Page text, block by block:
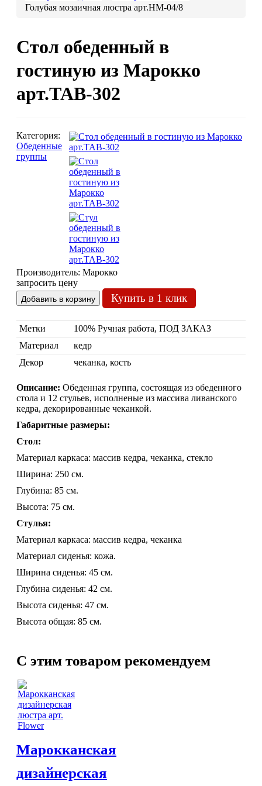
Люстры со стеклом
Бра
Марокканские
Марокканские светильники
Бра из мозаики
Бра со стеклом
Настольные лампы
Марокканские
Марокканские лампы
Мозаичные лампы
Лампы со стеклом
Марокканские
Светильники в хамам
Светильники потолочные
Светильники для кафе и ресторанов
Светильники дизайнерские
Светильники Лофт
Светильники с цепочками
Фонари
Столы и столики
Пуфы и стулья
Консоли
Шкафы
Спальня Марокко
ХАМАМА
Голубая мозаичная люстра арт.HM-04/8
Стол обеденный в
гостиную из Марокко
арт.TAB-302
Категория:
Обеденные
группы
Производитель: Марокко
запросить цену
Купить в 1 клик
Метки
100% Ручная работа, ПОД ЗАКАЗ
Материал
кедр
Декор
чеканка, кость
Описание: Обеденная группа, состоящая из обеденного
стола и 12 стульев, исполненые из массива ливанского
кедра, декорированные чеканкой.
Габаритные размеры:
Стол:
Материал каркаса: массив кедра, чеканка, стекло
Ширина: 250 см.
Глубина: 85 см.
Высота: 75 см.
Стулья:
Материал каркаса: массив кедра, чеканка
Материал сиденья: кожа.
Ширина сиденья: 45 см.
Глубина сиденья: 42 см.
Высота сиденья: 47 см.
Высота общая: 85 см.
C этим товаром рекомендуем
Марокканская
дизайнерская